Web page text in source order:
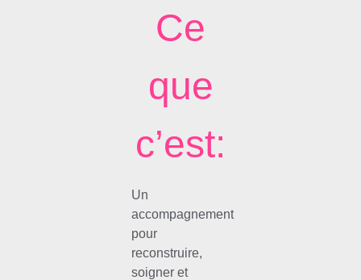
Ce
que
c’est:
Un
accompagnement
pour
reconstruire,
soigner et